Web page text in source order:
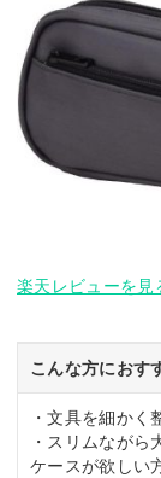
楽天レビューを見
こんな方におす
・文具を細かく
・スリムながら
ケースが欲しい